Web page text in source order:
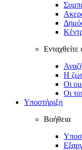
Η
Οι
Οι
Υποστήριξη
Βοήθεια